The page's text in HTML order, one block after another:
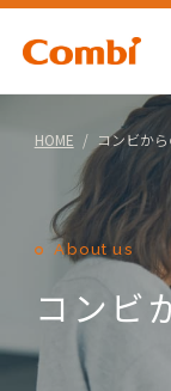
HOME コンビか
About us
コンビ